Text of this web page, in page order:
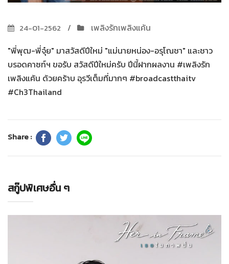
24-01-2562
เพลิงรักเพลิงแค้น
"พี่พุฒ-พี่จุ๋ย" มาสวัสดีปีใหม่ "แม่นายหน่อง-อรุโณชา" และชาว
บรอดคาซท์ฯ ขอรับ สวัสดีปีใหม่ครับ ปีนี้ฝากผลงาน #เพลิงรัก
เพลิงแค้น ด้วยคร้าบ อุรวีเต็มที่มากๆ #broadcastthaitv
#Ch3Thailand
Share :
สกู๊ปพิเศษอื่น ๆ